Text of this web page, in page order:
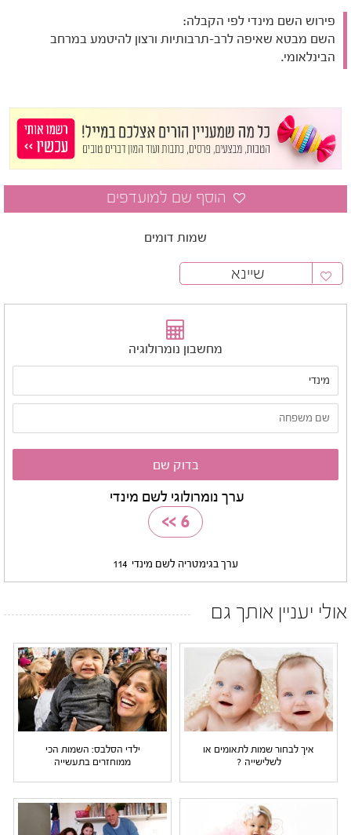
פירוש השם מינדי לפי הקבלה:
השם מבטא שאיפה לרב-תרבותיות ורצון להיטמע במרחב
הבינלאומי.
שמות דומים
שיינא
מחשבון נומרולוגיה
ערך נומרולוגי לשם מינדי
6
>>
ערך בגימטריה לשם מינדי 114
אולי יעניין אותך גם
איך לבחור שמות לתאומים או
לשלישייה ?
ילדי הסלבס: השמות הכי
ממוחזרים בתעשייה